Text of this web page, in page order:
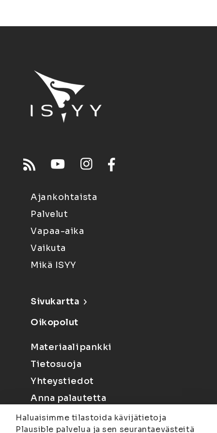
Ajankohtaista
Palvelut
Vapaa-aika
Vaikuta
Mikä ISYY
Sivukartta
Oikopolut
Materiaalipankki
Tietosuoja
Yhteystiedot
Anna palautetta
Haluaisimme tilastoida kävijätietoja
Plausible palvelua ja sen seurantaevästeitä